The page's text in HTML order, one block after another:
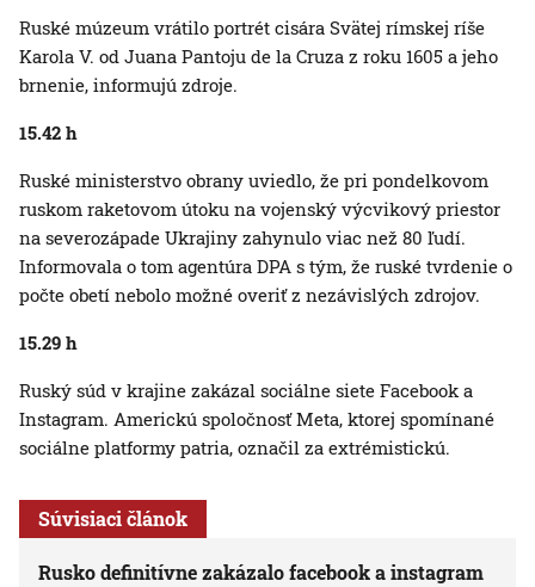
Ruské múzeum vrátilo portrét cisára Svätej rímskej ríše
Karola V. od Juana Pantoju de la Cruza z roku 1605 a jeho
brnenie, informujú zdroje.
15.42 h
Ruské ministerstvo obrany uviedlo, že pri pondelkovom
ruskom raketovom útoku na vojenský výcvikový priestor
na severozápade Ukrajiny zahynulo viac než 80 ľudí.
Informovala o tom agentúra DPA s tým, že ruské tvrdenie o
počte obetí nebolo možné overiť z nezávislých zdrojov.
15.29 h
Ruský súd v krajine zakázal sociálne siete Facebook a
Instagram. Americkú spoločnosť Meta, ktorej spomínané
sociálne platformy patria, označil za extrémistickú.
Súvisiaci článok
Rusko definitívne zakázalo facebook a instagram